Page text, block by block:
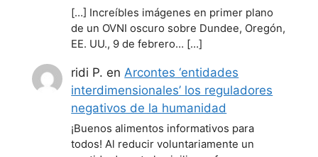
[…] Increíbles imágenes en primer plano
de un OVNI oscuro sobre Dundee, Oregón,
EE. UU., 9 de febrero… […]
ridi P. en Arcontes ‘entidades
interdimensionales’ los reguladores
negativos de la humanidad
¡Buenos alimentos informativos para
todos! Al reducir voluntariamente un